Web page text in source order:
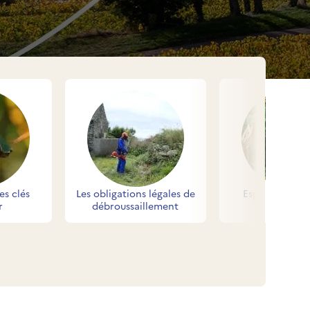
contenus
clés
Les obligations légales de
débroussaillement
Esprit parc